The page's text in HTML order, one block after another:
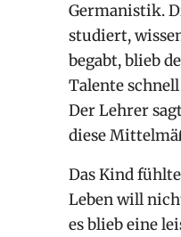
Germanistik.
studiert,
begabt, blieb
Talente
Der Lehrer
diese
Das Kind
Leben will
es blieb eine